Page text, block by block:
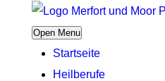
Open Menu
Startseite
Heilberufe